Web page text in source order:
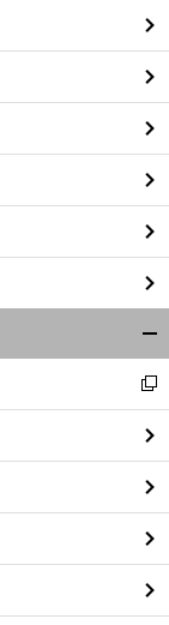
閉
る
閉
る
新
し
い
ウ
ィ
ン
ド
ウ
で
開